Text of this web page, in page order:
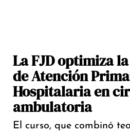
La FJD optimiza
de Atención
Hospitalaria en
ambulatoria
El curso, que combinó